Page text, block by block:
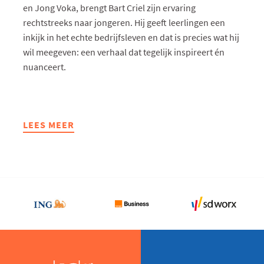
en Jong Voka, brengt Bart Criel zijn ervaring
rechtstreeks naar jongeren. Hij geeft leerlingen een
inkijk in het echte bedrijfsleven en dat is precies wat hij
wil meegeven: een verhaal dat tegelijk inspireert én
nuanceert.
LEES MEER
ABOUT
EEN